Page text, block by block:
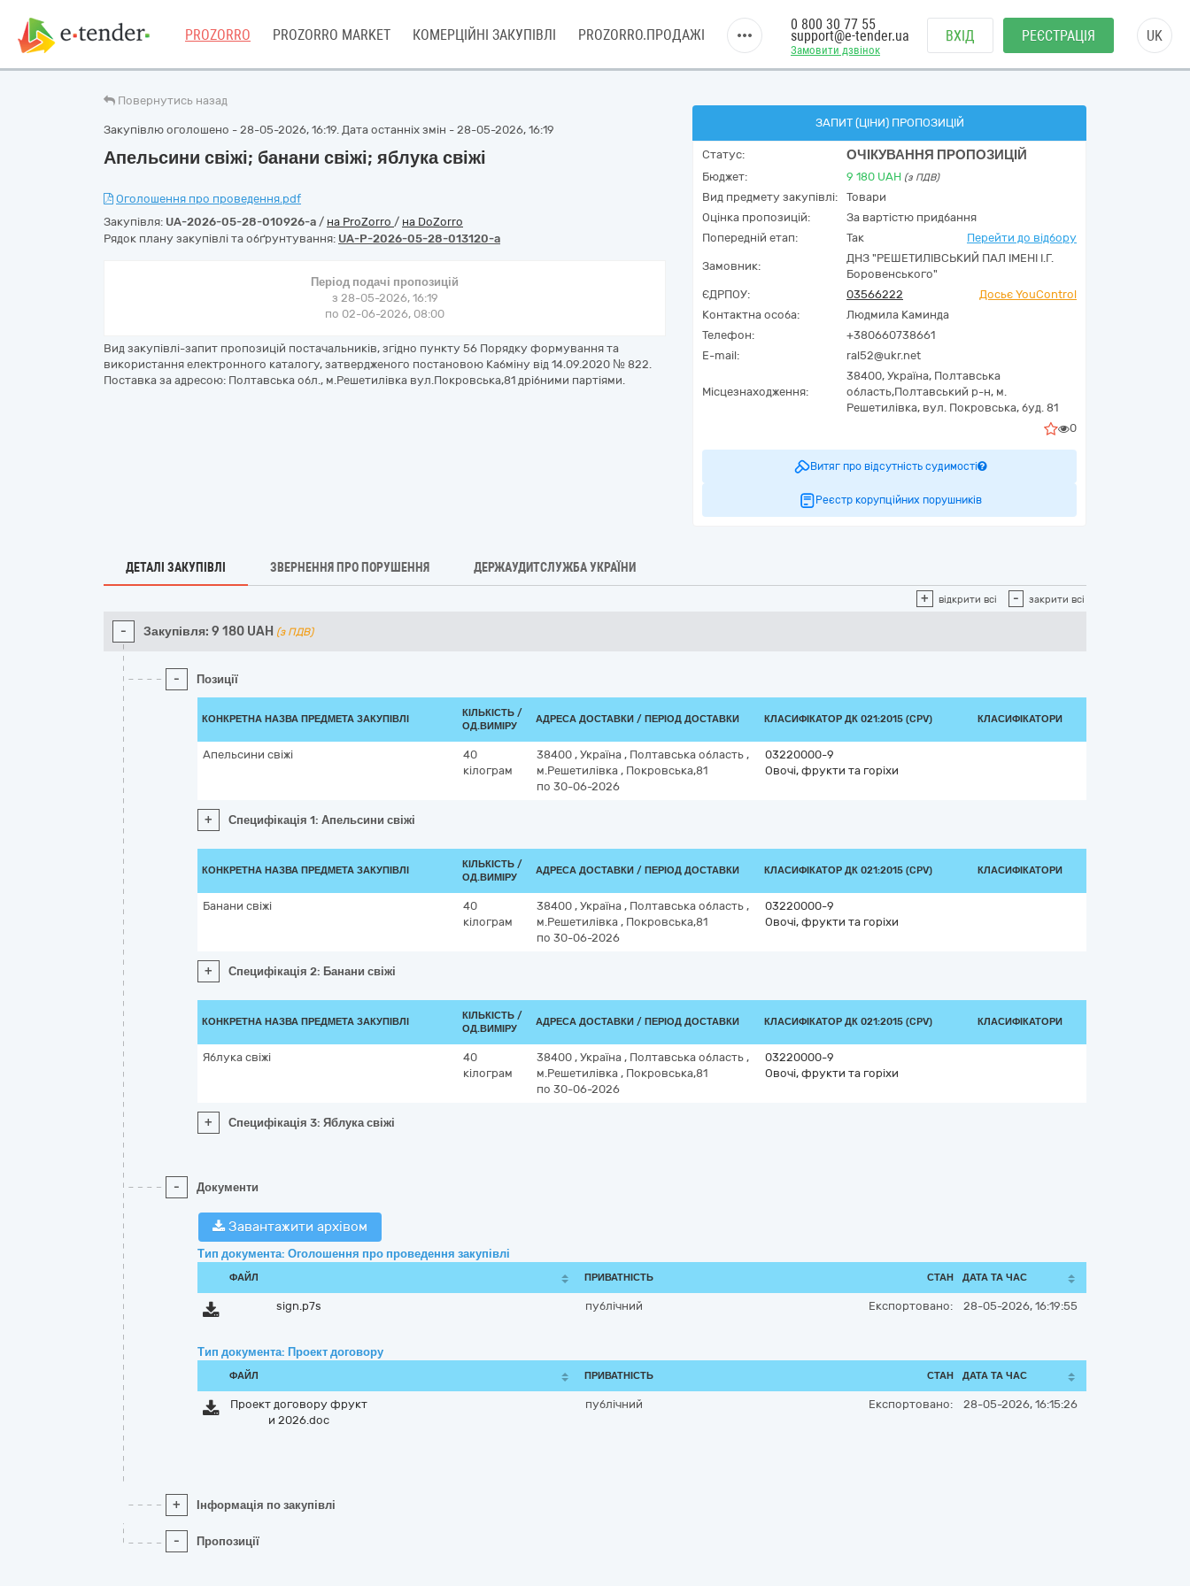
PROZORRO PROZORRO MARKET КОМЕРЦІЙНІ ЗАКУПІВЛІ PROZORRO.ПРОДАЖІ
Замовити дзвінок
0 800 30 77 55
support@e-tender.ua ВХІД РЕЄСТРАЦІЯ UK
Повернутись назад
Закупівлю оголошено - 28-05-2026, 16:19. Дата останніх змін - 28-05-2026, 16:19
Апельсини свіжі; банани свіжі; яблука свіжі
Оголошення про проведення.pdf
Закупівля: UA-2026-05-28-010926-a / на ProZorro / на DoZorro
Рядок плану закупівлі та обґрунтування: UA-P-2026-05-28-013120-a
Період подачі пропозицій
з 28-05-2026, 16:19
по 02-06-2026, 08:00
Вид закупівлі-запит пропозицій постачальників, згідно пункту 56 Порядку формування та
використання електронного каталогу, затвердженого постановою Кабміну від 14.09.2020 № 822.
Поставка за адресою: Полтавська обл., м.Решетилівка вул.Покровська,81 дрібними партіями.
ЗАПИТ (ЦІНИ) ПРОПОЗИЦІЙ
Статус: ОЧІКУВАННЯ ПРОПОЗИЦІЙ
Бюджет: 9 180 UAH (з ПДВ)
Вид предмету закупівлі:
Товари
Оцінка пропозицій:
За вартістю придбання
Попередній етап:
Так Перейти до відбору
Замовник:
ДНЗ "РЕШЕТИЛІВСЬКИЙ ПАЛ ІМЕНІ І.Г.
Боровенського"
ЄДРПОУ:
03566222
Досьє YouControl
Контактна особа:
Людмила Каминда
Телефон:
+380660738661
E-mail:
ral52@ukr.net
Місцезнаходження:
38400, Україна, Полтавська
область,Полтавський р-н, м.
Решетилівка, вул. Покровська, буд. 81
0
Витяг про відсутність судимості
Реєстр корупційних порушників
ДЕТАЛІ ЗАКУПІВЛІ ЗВЕРНЕННЯ ПРО ПОРУШЕННЯ ДЕРЖАУДИТСЛУЖБА УКРАЇНИ
+ відкрити всі - закрити всі
- Закупівля: 9 180 UAH (з ПДВ)
- Позиції
КОНКРЕТНА НАЗВА ПРЕДМЕТА ЗАКУПІВЛІ
КІЛЬКІСТЬ /
ОД.ВИМІРУ
АДРЕСА ДОСТАВКИ / ПЕРІОД ДОСТАВКИ КЛАСИФІКАТОР ДК 021:2015 (CPV) КЛАСИФІКАТОРИ
Апельсини свіжі
40
кілограм
38400 , Україна , Полтавська область ,
м.Решетилівка , Покровська,81
по 30-06-2026
03220000-9
Овочі, фрукти та горіхи
+ Специфікація 1: Апельсини свіжі
КОНКРЕТНА НАЗВА ПРЕДМЕТА ЗАКУПІВЛІ
КІЛЬКІСТЬ /
ОД.ВИМІРУ
АДРЕСА ДОСТАВКИ / ПЕРІОД ДОСТАВКИ КЛАСИФІКАТОР ДК 021:2015 (CPV) КЛАСИФІКАТОРИ
Банани свіжі
40
кілограм
38400 , Україна , Полтавська область ,
м.Решетилівка , Покровська,81
по 30-06-2026
03220000-9
Овочі, фрукти та горіхи
+ Специфікація 2: Банани свіжі
КОНКРЕТНА НАЗВА ПРЕДМЕТА ЗАКУПІВЛІ
КІЛЬКІСТЬ /
ОД.ВИМІРУ
АДРЕСА ДОСТАВКИ / ПЕРІОД ДОСТАВКИ КЛАСИФІКАТОР ДК 021:2015 (CPV) КЛАСИФІКАТОРИ
Яблука свіжі
40
кілограм
38400 , Україна , Полтавська область ,
м.Решетилівка , Покровська,81
по 30-06-2026
03220000-9
Овочі, фрукти та горіхи
+ Специфікація 3: Яблука свіжі
- Документи
Завантажити архівом
Тип документа: Оголошення про проведення закупівлі
ФАЙЛ ПРИВАТНІСТЬ СТАН ДАТА ТА ЧАС
sign.p7s публічний Експортовано: 28-05-2026, 16:19:55
Тип документа: Проект договору
ФАЙЛ ПРИВАТНІСТЬ СТАН ДАТА ТА ЧАС
Проект договору фрукт
и 2026.doc
публічний Експортовано: 28-05-2026, 16:15:26
+ Інформація по закупівлі
- Пропозиції